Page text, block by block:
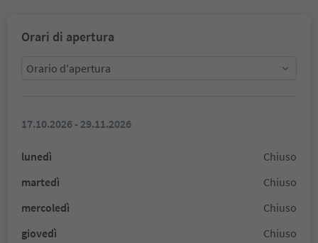
Orari di apertura
Orario d'apertura
17.10.2026 - 29.11.2026
lunedì
Chiuso
martedì
Chiuso
mercoledì
Chiuso
giovedì
Chiuso